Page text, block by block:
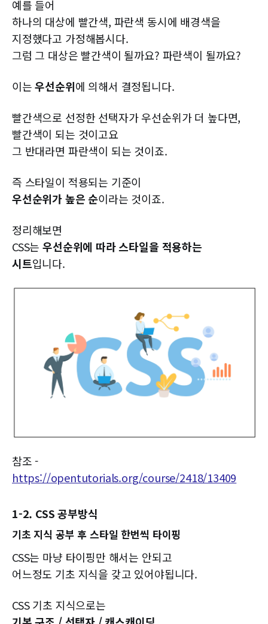
예를 들어
하나의 대상에 빨간색, 파란색 동시에 배경색을
지정했다고 가정해봅시다.
그럼 그 대상은 빨간색이 될까요? 파란색이 될까요?
이는우선순위에 의해서 결정됩니다.
빨간색으로 선정한 선택자가 우선순위가 더 높다면,
빨간색이 되는 것이고요
그 반대라면 파란색이 되는 것이죠.
즉 스타일이 적용되는 기준이
우선순위가 높은 순이라는 것이죠.
정리해보면
CSS는우선순위에 따라 스타일을 적용하는
시트입니다.
참조 -
https://opentutorials.org/course/2418/13409
1-2. CSS 공부방식
기초 지식 공부 후 스타일 한번씩 타이핑
CSS는 마냥 타이핑만 해서는 안되고
어느정도 기초 지식을 갖고 있어야됩니다.
CSS 기초 지식으로는